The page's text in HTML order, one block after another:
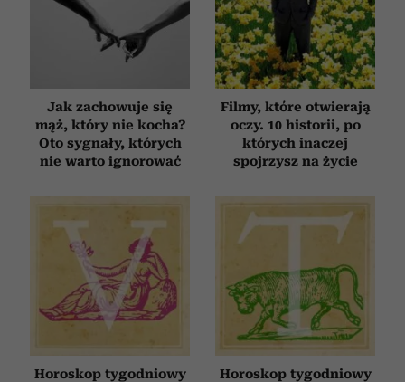
Jak zachowuje się
mąż, który nie kocha?
Oto sygnały, których
nie warto ignorować
Filmy, które otwierają
oczy. 10 historii, po
których inaczej
spojrzysz na życie
Horoskop tygodniowy
Horoskop tygodniowy